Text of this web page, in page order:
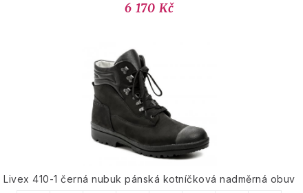
6 170 Kč
Livex 410-1 černá nubuk pánská kotníčková nadměrná obuv